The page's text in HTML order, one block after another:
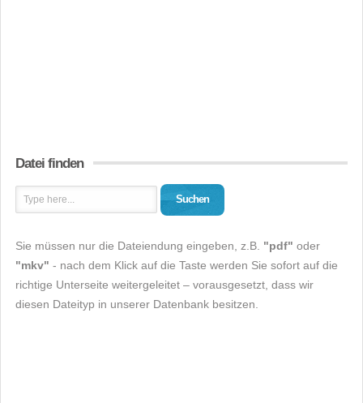
Datei finden
Suchen
Sie müssen nur die Dateiendung eingeben, z.B. "pdf" oder
"mkv" - nach dem Klick auf die Taste werden Sie sofort auf die
richtige Unterseite weitergeleitet – vorausgesetzt, dass wir
diesen Dateityp in unserer Datenbank besitzen.